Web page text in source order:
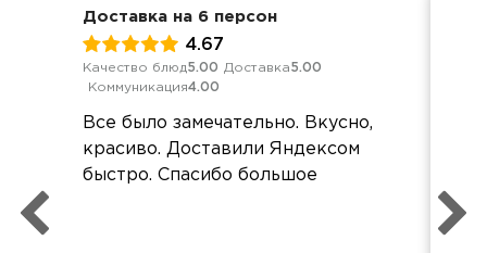
Доставка на 6 персон
4.67
Качество блюд5.00 Доставка5.00
Коммуникация4.00
Все было замечательно. Вкусно,
красиво. Доставили Яндексом
быстро. Спасибо большое